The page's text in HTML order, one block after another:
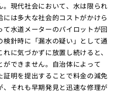
現代社会において、水は限られ
は多大な社会的コストがかけら
水道メーターのパイロットが回
検針時に「漏水の疑い」として通
に気づかずに放置し続けると、
できません。自治体によって
明を提出することで料金の減免
それも早期発見と迅速な修理が